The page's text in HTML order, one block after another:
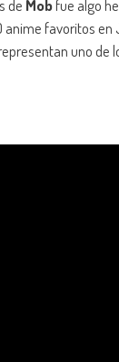
de Mobfue algo
anime favoritos
uno de